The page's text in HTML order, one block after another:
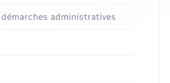
administratives